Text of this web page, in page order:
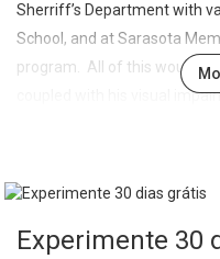
Sherriff’s Department with
School, and at Sarasota
program. All of this would
coupled with his visual
mentioned: South Eastern
(http://www.hssc.org/
Experimente 30